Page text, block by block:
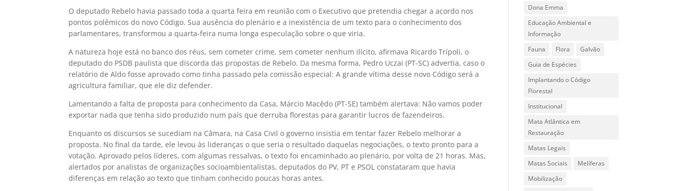
O deputado Rebelo havia passado toda a quarta feira em reunião com o Executivo que pretendia chegar a acordo nos
pontos polêmicos do novo Código. Sua ausência do plenário e a inexistência de um texto para o conhecimento dos
parlamentares, transformou a quarta-feira numa longa especulação sobre o que viria.
A natureza hoje está no banco dos réus, sem cometer crime, sem cometer nenhum ilícito, afirmava Ricardo Trípoli, o
deputado do PSDB paulista que discorda das propostas de Rebelo. Da mesma forma, Pedro Uczai (PT-SC) advertia, caso o
relatório de Aldo fosse aprovado como tinha passado pela comissão especial: A grande vítima desse novo Código será a
agricultura familiar, que ele diz defender.
Lamentando a falta de proposta para conhecimento da Casa, Márcio Macêdo (PT-SE) também alertava: Não vamos poder
exportar nada que tenha sido produzido num país que derruba florestas para garantir lucros de fazendeiros.
Enquanto os discursos se sucediam na Câmara, na Casa Civil o governo insistia em tentar fazer Rebelo melhorar a
proposta. No final da tarde, ele levou às lideranças o que seria o resultado daquelas negociações, o texto pronto para a
votação. Aprovado pelos líderes, com algumas ressalvas, o texto foi encaminhado ao plenário, por volta de 21 horas. Mas,
alertados por analistas de organizações socioambientalistas, deputados do PV, PT e PSOL constataram que havia
diferenças em relação ao texto que tinham conhecido poucas horas antes.
Dona Emma
Educação Ambiental e
Informação
Fauna
Flora
Galvão
Guia de Espécies
Implantando o Código
Florestal
Institucional
Mata Atlântica em
Restauração
Matas Legais
Matas Sociais
Melíferas
Mobilização